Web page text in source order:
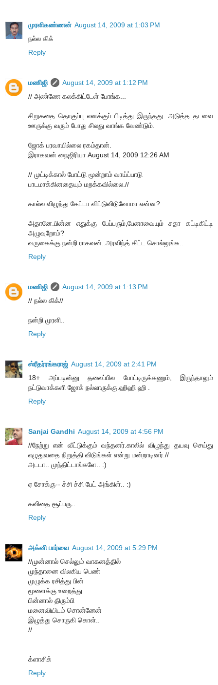
முரளிகண்ணன் August 14, 2009 at 1:03 PM
நல்ல கிக்
Reply
மணிஜி
August 14, 2009 at 1:12 PM
// அண்ணே கலக்கிட்டேள் போங்க...
சிறுகதை தொகுப்பு எனக்குப் பிடித்து இருந்தது. அடுத்த தடவை
ஊருக்கு வரும் போது சிலது வாங்க வேண்டும்.
ஜோக் பரவாயில்லை ரகம்தான்.
இராகவன் நைஜிரியா August 14, 2009 12:26 AM
// முட்டிக்கால் போட்டு மூன்றாம் வாய்ப்பாடு
பாடமாக்கினதையும் மறக்கவில்லை.//
கால்ல விழுந்து கேட்டா விட்டுவிடுவோமா என்ன?
அதானே.பின்ன எதுக்கு பேப்பரும்,பேனாவையும் சதா கட்டிகிட்டி
அழுவுறோம்?
வருகைக்கு நன்றி ராகவன்..அரவிந்த் கிட்ட சொல்லுங்க..
Reply
மணிஜி
August 14, 2009 at 1:13 PM
// நல்ல கிக்//
நன்றி முரளி..
Reply
ஸ்ரீதர்ரங்கராஜ் August 14, 2009 at 2:41 PM
18+ அப்படின்னு தலைப்பில போட்டிருக்கணும், இருந்தாலும்
நட்டுவாக்களி ஜோக் நல்லாருக்கு.ஹிஹி ஹி .
Reply
Sanjai Gandhi August 14, 2009 at 4:56 PM
//நேற்று என் வீட்டுக்கும் வந்தனர்.காலில் விழுந்து தயவு செய்து
எழுதுவதை நிறுத்தி விடுங்கள் என்று மன்றாடினர்.//
அடடா.. முந்திட்டாங்களே.. :)
ஏ சோக்கு-- ச்சி ச்சி பேட் அங்கிள்.. :)
கவிதை சூப்பரு..
Reply
அக்னி பார்வை August 14, 2009 at 5:29 PM
//முன்னால் செல்லும் வாகனத்தில்
முந்தானை விலகிய பெண்
முழுக்க ரசித்து பின்
மூளைக்கு உறைத்து
பின்னால் திரும்பி
மனைவியிடம் சொன்னேன்
இழுத்து சொருகி கொள்..
//
க்ளாசிக்
Reply